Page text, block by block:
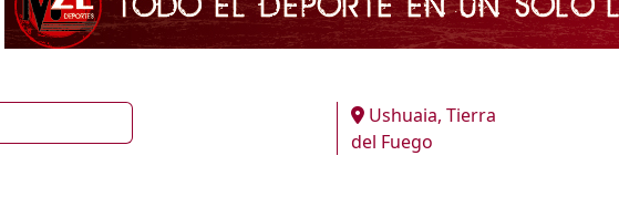
Ushuaia, Tierra
del Fuego